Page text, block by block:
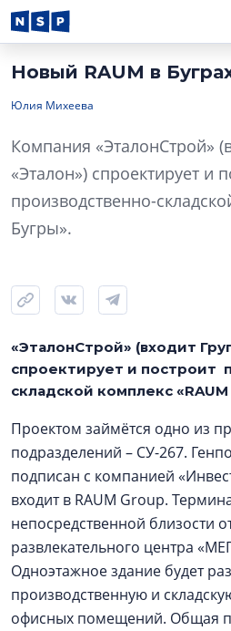
Новый RAUM в
Юлия Михеева
Компания «ЭталонСтрой»
«Эталон») спроектирует и
производственно-
Бугры».
«ЭталонСтрой» (входит
спроектирует и построит
складской комплекс
Проектом займётся одно из
подразделений – СУ-267.
подписан с компанией
входит в RAUM Group.
непосредственной близости
развлекательного центра
Одноэтажное здание будет
производственную и
офисных помещений. Общая